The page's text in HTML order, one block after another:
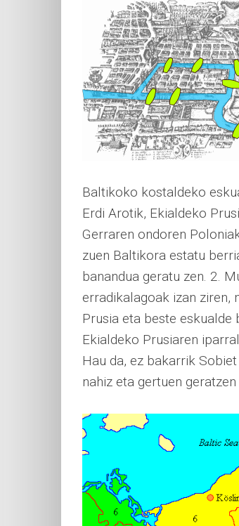
Baltikoko kostaldeko
Erdi Arotik, Ekialdeko
Gerraren ondoren
zuen Baltikora estatu
banandua geratu zen. 2.
erradikalagoak izan ziren,
Prusia eta beste eskualde
Ekialdeko Prusiaren
Hau da, ez bakarrik
nahiz eta gertuen